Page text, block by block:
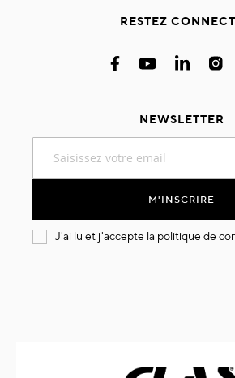
RESTEZ
NEWSLETTER
notre
M'INSCRIRE
J'ai lu et j'accepte la politique de